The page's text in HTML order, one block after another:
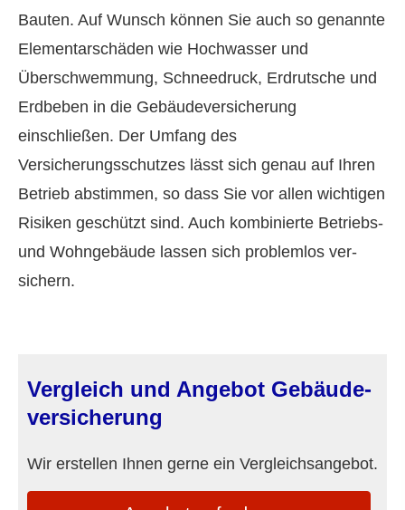
Bauten. Auf Wunsch können Sie auch so genannte
Elementarschäden wie Hochwasser und
Überschwemmung, Schneedruck, Erdrutsche und
Erdbeben in die Ge­bäude­ver­si­che­rung
einschließen. Der Umfang des
Versicherungsschutzes lässt sich genau auf Ihren
Betrieb abstimmen, so dass Sie vor allen wichtigen
Risiken geschützt sind. Auch kombinierte Betriebs-
und Wohngebäude lassen sich problemlos ver­
sichern.
Vergleich und Angebot Ge­bäude­
ver­si­che­rung
Wir erstellen Ihnen gerne ein Vergleichsangebot.